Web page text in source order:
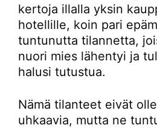
kertoja illalla yksin
hotellille, koin pari
tuntunutta tilannetta,
nuori mies lähentyi ja
halusi tutustua.
Nämä tilanteet eivät
uhkaavia, mutta ne